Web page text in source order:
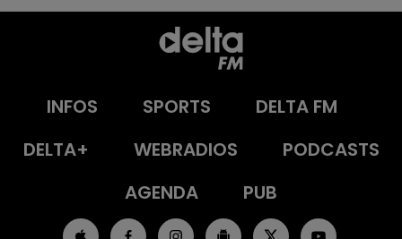
INFOS SPORTS
DELTA FM
DELTA+
WEBRADIOS
PODCASTS
AGENDA
PUB